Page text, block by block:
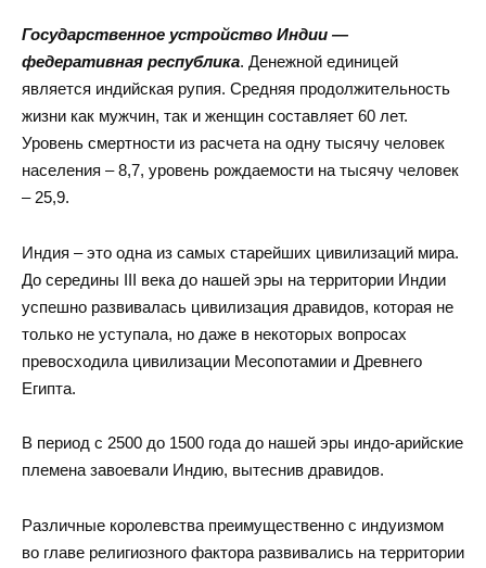
Государственное устройство Индии —
федеративная республика. Денежной единицей
является индийская рупия. Средняя продолжительность
жизни как мужчин, так и женщин составляет 60 лет.
Уровень смертности из расчета на одну тысячу человек
населения – 8,7, уровень рождаемости на тысячу человек
– 25,9.
Индия – это одна из самых старейших цивилизаций мира.
До середины III века до нашей эры на территории Индии
успешно развивалась цивилизация дравидов, которая не
только не уступала, но даже в некоторых вопросах
превосходила цивилизации Месопотамии и Древнего
Египта.
В период с 2500 до 1500 года до нашей эры индо-арийские
племена завоевали Индию, вытеснив дравидов.
Различные королевства преимущественно с индуизмом
во главе религиозного фактора развивались на территории